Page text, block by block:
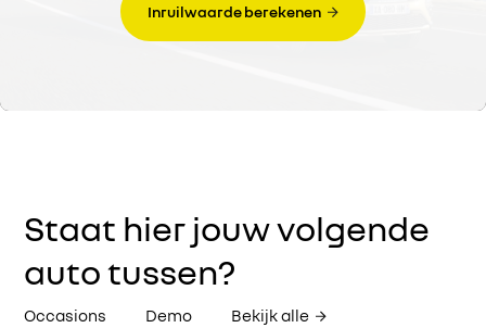
Inruilwaarde berekenen
Staat hier jouw volgende
auto tussen?
Occasions Demo Bekijk alle